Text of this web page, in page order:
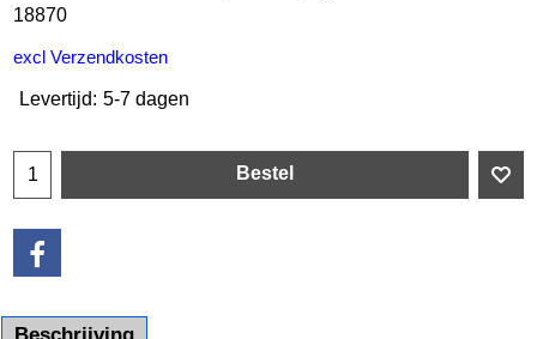
18870
€2.35
incl BTW
excl Verzendkosten